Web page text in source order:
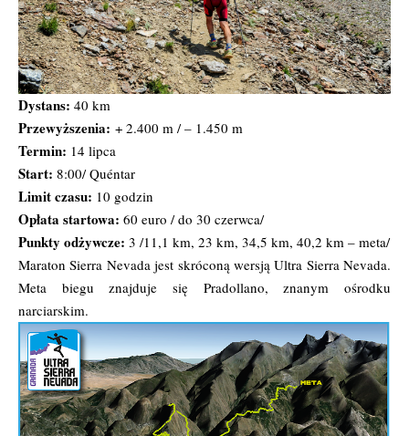
Dystans: 40 km
Przewyższenia: + 2.400 m / – 1.450 m
Termin: 14 lipca
Start: 8:00/ Quéntar
Limit czasu: 10 godzin
Opłata startowa: 60 euro / do 30 czerwca/
Punkty odżywcze: 3 /11,1 km, 23 km, 34,5 km, 40,2 km – meta/
Maraton Sierra Nevada jest skróconą wersją Ultra Sierra Nevada.
Meta biegu znajduje się Pradollano, znanym ośrodku
narciarskim.